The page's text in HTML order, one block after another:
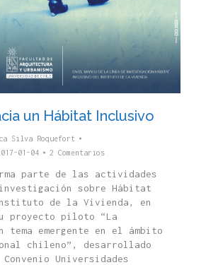
un Hábitat Inclusivo
Silva Roquefort
01-04 2 Comentarios
parte de las actividades
sobre Hábitat
de la Vivienda, en
proyecto piloto “La
emergente en el ámbito
chileno”, desarrollado
Universidades